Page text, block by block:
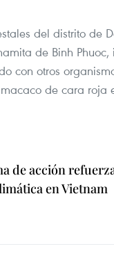
del distrito de
de Binh
con otros
de cara roja
de acción
en Vietnam